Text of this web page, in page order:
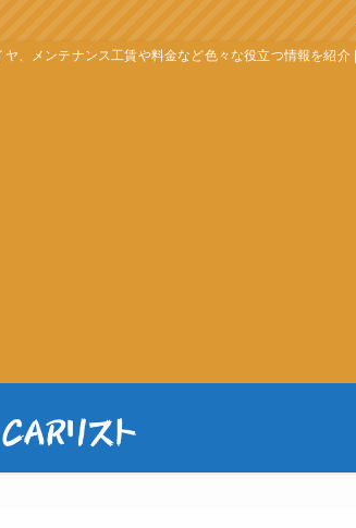
、メンテナンス工賃や料金など色々な役立つ情報を紹介